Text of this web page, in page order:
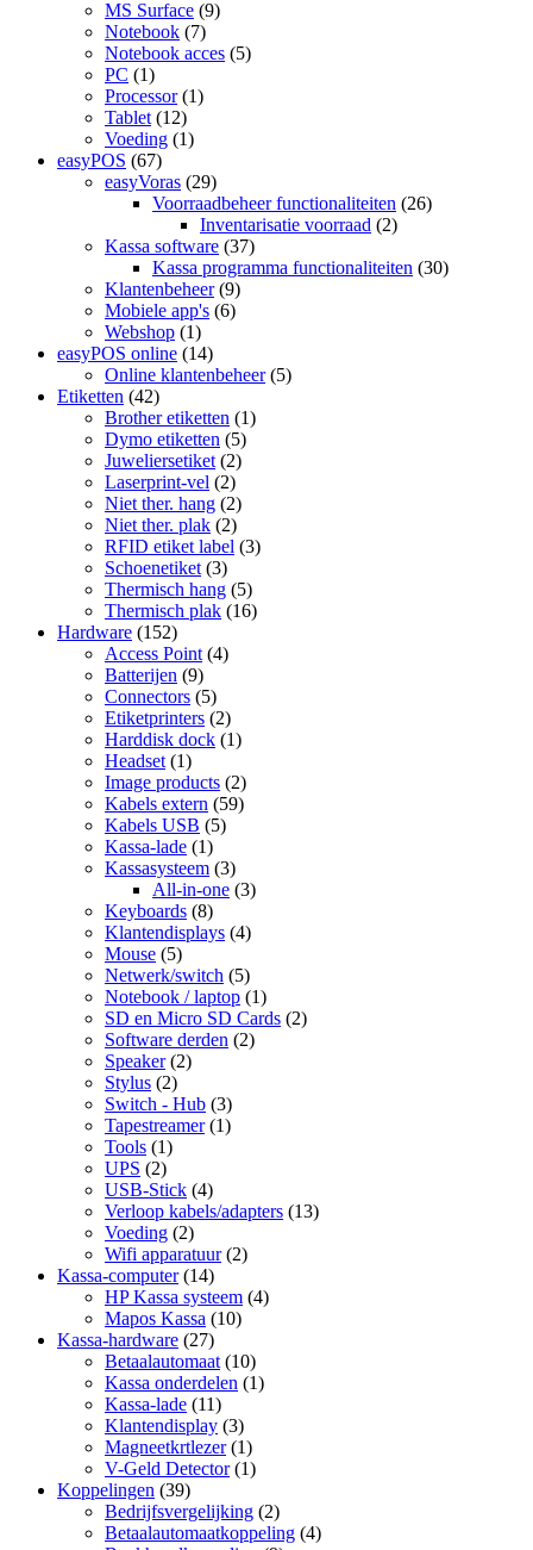
MS Surface (9)
Notebook (7)
Notebook acces (5)
PC (1)
Processor (1)
Tablet (12)
Voeding (1)
easyPOS (67)
easyVoras (29)
Voorraadbeheer functionaliteiten (26)
Inventarisatie voorraad (2)
Kassa software (37)
Kassa programma functionaliteiten (30)
Klantenbeheer (9)
Mobiele app's (6)
Webshop (1)
easyPOS online (14)
Online klantenbeheer (5)
Etiketten (42)
Brother etiketten (1)
Dymo etiketten (5)
Juweliersetiket (2)
Laserprint-vel (2)
Niet ther. hang (2)
Niet ther. plak (2)
RFID etiket label (3)
Schoenetiket (3)
Thermisch hang (5)
Thermisch plak (16)
Hardware (152)
Access Point (4)
Batterijen (9)
Connectors (5)
Etiketprinters (2)
Harddisk dock (1)
Headset (1)
Image products (2)
Kabels extern (59)
Kabels USB (5)
Kassa-lade (1)
Kassasysteem (3)
All-in-one (3)
Keyboards (8)
Klantendisplays (4)
Mouse (5)
Netwerk/switch (5)
Notebook / laptop (1)
SD en Micro SD Cards (2)
Software derden (2)
Speaker (2)
Stylus (2)
Switch - Hub (3)
Tapestreamer (1)
Tools (1)
UPS (2)
USB-Stick (4)
Verloop kabels/adapters (13)
Voeding (2)
Wifi apparatuur (2)
Kassa-computer (14)
HP Kassa systeem (4)
Mapos Kassa (10)
Kassa-hardware (27)
Betaalautomaat (10)
Kassa onderdelen (1)
Kassa-lade (11)
Klantendisplay (3)
Magneetkrtlezer (1)
V-Geld Detector (1)
Koppelingen (39)
Bedrijfsvergelijking (2)
Betaalautomaatkoppeling (4)